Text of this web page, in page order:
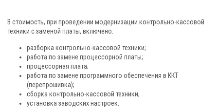
В стоимость, при проведении модернизации контрольно-кассовой
техники с заменой платы, включено:
разборка контрольно-кассовой техники;
работа по замене процессорной платы;
процессорная плата;
работа по замене программного обеспечения в ККТ
(перепрошивка);
сборка контрольно-кассовой техники;
установка заводских настроек.